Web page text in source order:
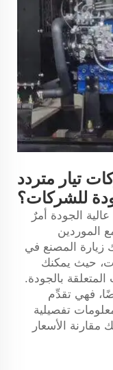
تيار متردد
للشركات؟
الجودة أمرٌ
الموردين
زيارة المصنع في
حيث يمكنك
بالجودة.
فهي تقدِّم
تفصيلية
الأسعار